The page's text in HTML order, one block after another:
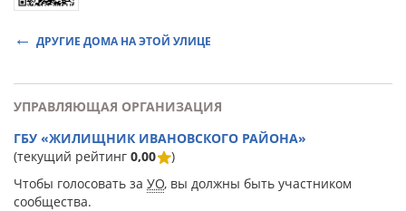
ДРУГИЕ ДОМА НА ЭТОЙ УЛИЦЕ
УПРАВЛЯЮЩАЯ ОРГАНИЗАЦИЯ
ГБУ «ЖИЛИЩНИК ИВАНОВСКОГО РАЙОНА»
(текущий рейтинг 0,00
)
Чтобы голосовать за УО, вы должны быть участником
сообщества.